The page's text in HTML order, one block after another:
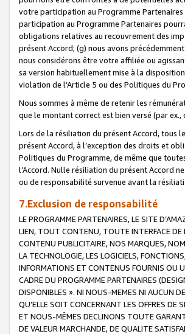
votre participation au Programme
participation au Programme Partenaires
obligations relatives au recouvrement des
présent Accord; (g) nous avons
nous considérons être votre affiliée ou
sa version habituellement mise à la
violation de l’Article 5 ou des Politiques du
Nous sommes à même de retenir les
que le montant correct est bien versé (par
Lors de la résiliation du présent Accord, tous
présent Accord, à l’exception des droits et
Politiques du Programme, de même que
l’Accord. Nulle résiliation du présent Accord
ou de responsabilité survenue avant la
7.Exclusion de responsabilité
LE PROGRAMME PARTENAIRES, LE SITE
LIEN, TOUT CONTENU, TOUTE INTERFACE
CONTENU PUBLICITAIRE, NOS MARQUES,
LA TECHNOLOGIE, LES LOGICIELS,
INFORMATIONS ET CONTENUS FOURNIS OU
CADRE DU PROGRAMME PARTENAIRES
DISPONIBLES ». NI NOUS-MEMES NI AUCUN
QU’ELLE SOIT CONCERNANT LES OFFRES DE
ET NOUS-MÊMES DECLINONS TOUTE
DE VALEUR MARCHANDE, DE QUALITE